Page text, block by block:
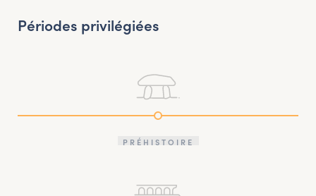
Périodes privilégiées
PRÉHISTOIRE